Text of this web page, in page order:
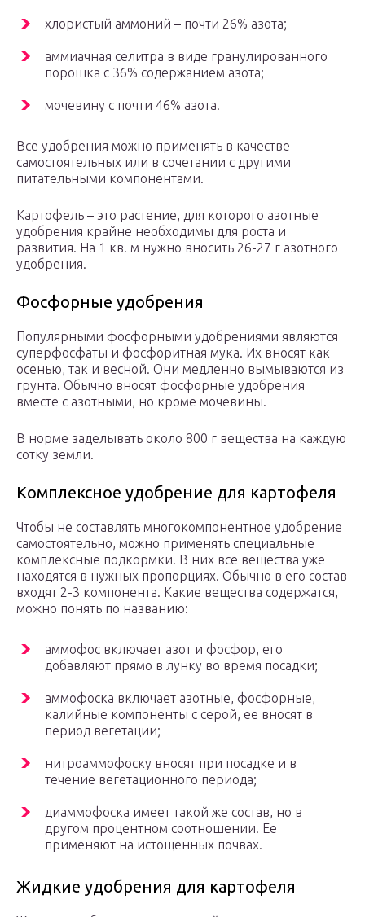
хлористый аммоний – почти 26% азота;
аммиачная селитра в виде гранулированного
порошка с 36% содержанием азота;
мочевину с почти 46% азота.
Все удобрения можно применять в качестве
самостоятельных или в сочетании с другими
питательными компонентами.
Картофель – это растение, для которого азотные
удобрения крайне необходимы для роста и
развития. На 1 кв. м нужно вносить 26-27 г азотного
удобрения.
Фосфорные удобрения
Популярными фосфорными удобрениями являются
суперфосфаты и фосфоритная мука. Их вносят как
осенью, так и весной. Они медленно вымываются из
грунта. Обычно вносят фосфорные удобрения
вместе с азотными, но кроме мочевины.
В норме заделывать около 800 г вещества на каждую
сотку земли.
Комплексное удобрение для картофеля
Чтобы не составлять многокомпонентное удобрение
самостоятельно, можно применять специальные
комплексные подкормки. В них все вещества уже
находятся в нужных пропорциях. Обычно в его состав
входят 2-3 компонента. Какие вещества содержатся,
можно понять по названию:
аммофос включает азот и фосфор, его
добавляют прямо в лунку во время посадки;
аммофоска включает азотные, фосфорные,
калийные компоненты с серой, ее вносят в
период вегетации;
нитроаммофоску вносят при посадке и в
течение вегетационного периода;
диаммофоска имеет такой же состав, но в
другом процентном соотношении. Ее
применяют на истощенных почвах.
Жидкие удобрения для картофеля